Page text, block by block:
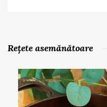
Rețete asemănătoare